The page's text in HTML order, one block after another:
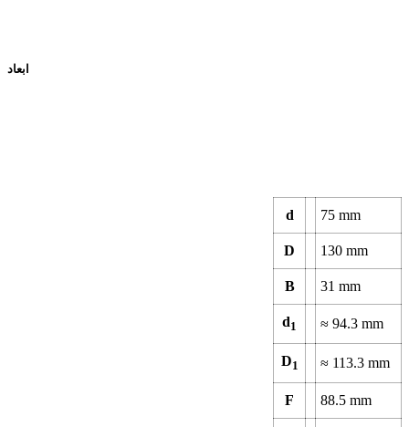
ابعاد
d 75 mm
D 130 mm
B 31 mm
d1 ≈ 94.3 mm
D1 ≈ 113.3 mm
F 88.5 mm